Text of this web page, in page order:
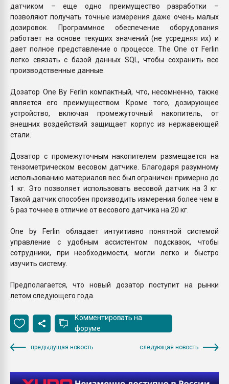
датчиком – еще одно преимущество разработки –
позволяют получать точные измерения даже очень малых
дозировок. Программное обеспечение оборудования
работает на основе текущих значений (не усредняя их) и
дает полное представление о процессе. The One от Ferlin
легко связать с базой данных SQL, чтобы сохранить все
производственные данные.
Дозатор One By Ferlin компактный, что, несомненно, также
является его преимуществом. Кроме того, дозирующее
устройство, включая промежуточный накопитель, от
внешних воздействий защищает корпус из нержавеющей
стали.
Дозатор с промежуточным накопителем размещается на
тензометрическом весовом датчике. Благодаря разумному
использованию материалов вес был ограничен примерно до
1 кг. Это позволяет использовать весовой датчик на 3 кг.
Такой датчик способен производить измерения более чем в
6 раз точнее в отличие от весового датчика на 20 кг.
One by Ferlin обладает интуитивно понятной системой
управление с удобным ассистентом подсказок, чтобы
сотрудники, при необходимости, могли легко и быстро
изучить систему.
Предполагается, что новый дозатор поступит на рынки
летом следующего года.
Комментировать на
форуме
предыдущая новость следующая новость